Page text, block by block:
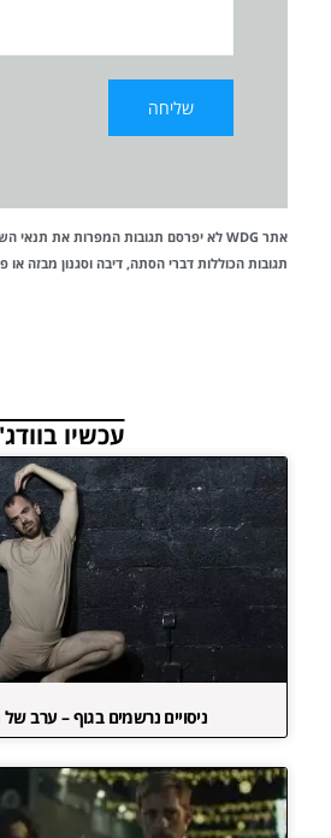
אתר WDG לא יפרסם תגובות המפרות את תנאי
תגובות הכוללות דברי הסתה, דיבה וסגנון מבזה או
עכשיו בוודג'
ניסויים נרשמים בגוף – ערב